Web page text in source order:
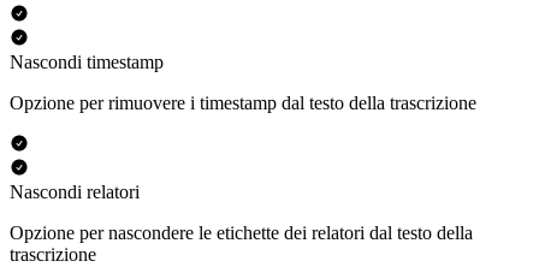
Nascondi timestamp
Opzione per rimuovere i timestamp dal testo della trascrizione
Nascondi relatori
Opzione per nascondere le etichette dei relatori dal testo della
trascrizione